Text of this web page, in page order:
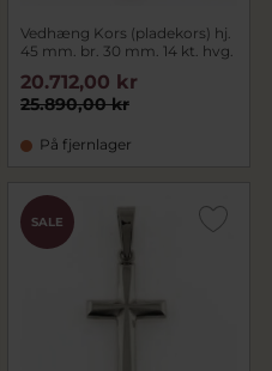
Vedhæng Kors (pladekors) hj.
45 mm. br. 30 mm. 14 kt. hvg.
25.890,00 kr
20.712,00 kr
På fjernlager
SALE